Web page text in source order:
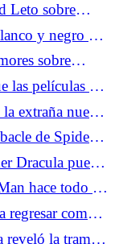
Leto sobre
y negro o
sobre
las películas de
"geniales"
extraña nueva
de Spider-
Dracula puede
vampiro más
hace todo lo
como
debería
reveló la trama